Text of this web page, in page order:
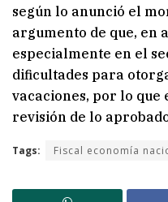
según lo anunció el
argumento de que, en
especialmente en el
dificultades para
vacaciones, por lo que
revisión de lo
Tags: Fiscal economía